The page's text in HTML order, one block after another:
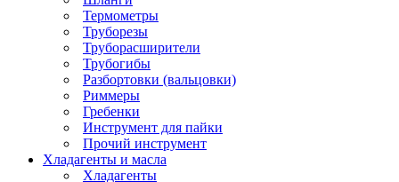
Термометры
Труборезы
Труборасширители
Трубогибы
Разбортовки (вальцовки)
Риммеры
Гребенки
Инструмент для пайки
Прочий инструмент
Хладагенты и масла
Хладагенты